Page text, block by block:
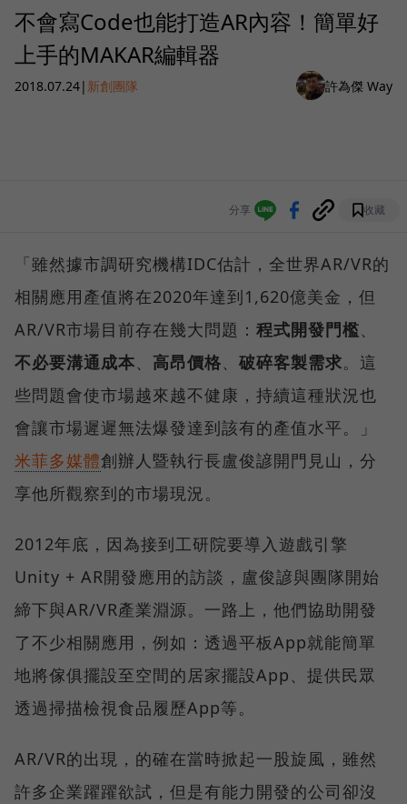
不會寫Code也能打造AR內容！簡單好
上手的MAKAR編輯器
2018.07.24| 新創團隊 許為傑 Way
分享 收藏
「雖然據市調研究機構IDC估計，全世界AR/VR的
相關應用產值將在2020年達到1,620億美金，但
AR/VR市場目前存在幾大問題： 程式開發門檻、
不必要溝通成本、 高昂價格、 破碎客製需求。這
些問題會使市場越來越不健康，持續這種狀況也
會讓市場遲遲無法爆發達到該有的產值水平。」
米菲多媒體創辦人暨執行長盧俊諺開門見山，分
享他所觀察到的市場現況。
2012年底，因為接到工研院要導入遊戲引擎
Unity + AR開發應用的訪談，盧俊諺與團隊開始
締下與AR/VR產業淵源。一路上，他們協助開發
了不少相關應用，例如：透過平板App就能簡單
地將傢俱擺設至空間的居家擺設App、提供民眾
透過掃描檢視食品履歷App等。
AR/VR的出現，的確在當時掀起一股旋風，雖然
許多企業躍躍欲試，但是有能力開發的公司卻沒